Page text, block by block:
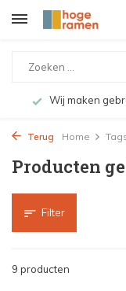
Wij maken
Terug Home
Producten
Filter
9 producten